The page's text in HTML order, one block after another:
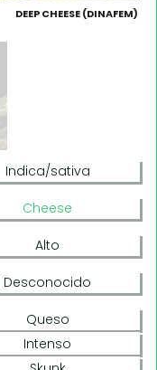
DEEP CHEESE (DINAFEM)
Indica/sativa
Cheese
Alto
Desconocido
Queso
Intenso